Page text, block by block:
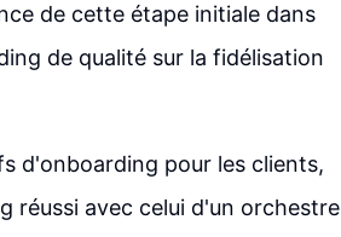
de cette étape initiale dans
de qualité sur la fidélisation
d'onboarding pour les clients,
réussi avec celui d'un orchestre